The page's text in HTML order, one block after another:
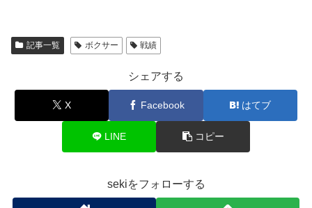
記事一覧 ボクサー 戦績
シェアする
X Facebook はてブ
LINE コピー
sekiをフォローする